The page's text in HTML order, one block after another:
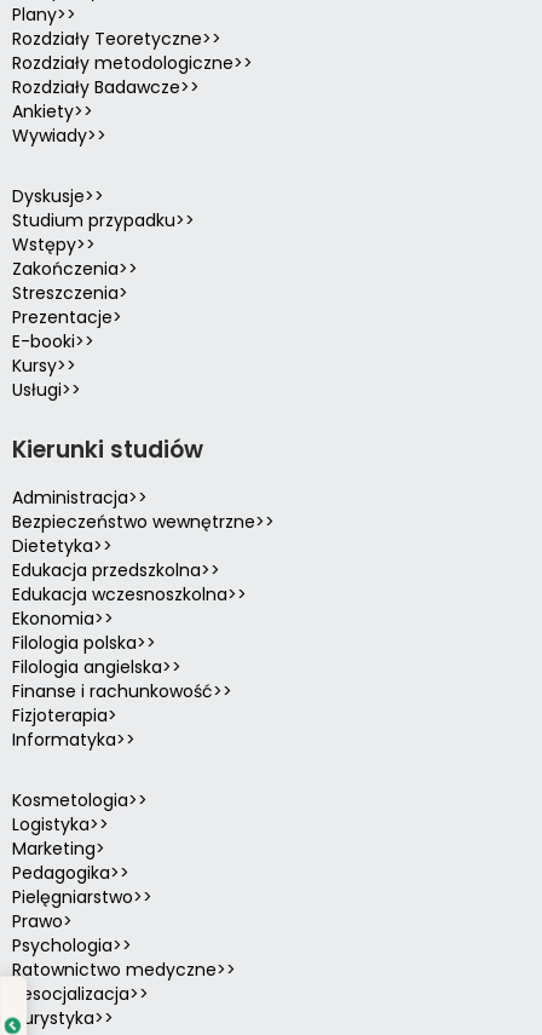
Plany>>
Rozdziały Teoretyczne>>
Rozdziały metodologiczne>>
Rozdziały Badawcze>>
Ankiety>>
Wywiady>>
Dyskusje>>
Studium przypadku>>
Wstępy>>
Zakończenia>>
Streszczenia>
Prezentacje>
E-booki>>
Kursy>>
Usługi>>
Kierunki studiów
Administracja>>
Bezpieczeństwo wewnętrzne>>
Dietetyka>>
Edukacja przedszkolna>>
Edukacja wczesnoszkolna>>
Ekonomia>>
Filologia polska>>
Filologia angielska>>
Finanse i rachunkowość>>
Fizjoterapia>
Informatyka>>
Kosmetologia>>
Logistyka>>
Marketing>
Pedagogika>>
Pielęgniarstwo>>
Prawo>
Psychologia>>
Ratownictwo medyczne>>
Resocjalizacja>>
Turystyka>>